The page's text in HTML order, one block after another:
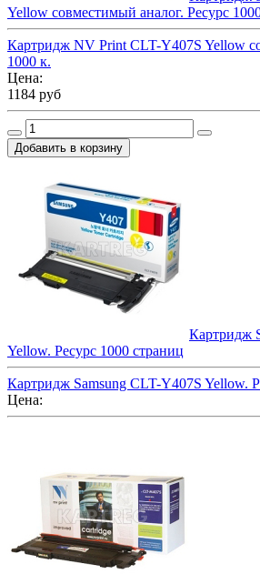
Yellow совместимый аналог. Ресурс
Картридж NV Print CLT-Y407S Yellow
1000 к.
Цена:
1184 руб
Картридж
Yellow. Ресурс 1000 страниц
Картридж Samsung CLT-Y407S Yellow.
Цена: